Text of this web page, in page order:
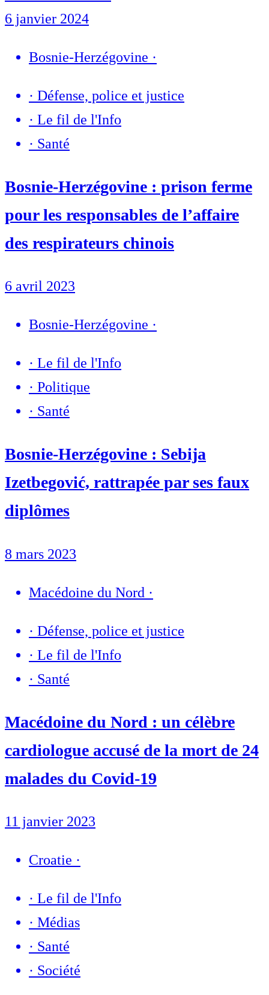
6 janvier 2024
Bosnie-Herzégovine ·
· Défense, police et justice
· Le fil de l'Info
· Santé
Bosnie-Herzégovine : prison ferme
pour les responsables de l’affaire
des respirateurs chinois
6 avril 2023
Bosnie-Herzégovine ·
· Le fil de l'Info
· Politique
· Santé
Bosnie-Herzégovine : Sebija
Izetbegović, rattrapée par ses faux
diplômes
8 mars 2023
Macédoine du Nord ·
· Défense, police et justice
· Le fil de l'Info
· Santé
Macédoine du Nord : un célèbre
cardiologue accusé de la mort de 24
malades du Covid-19
11 janvier 2023
Croatie ·
· Le fil de l'Info
· Médias
· Santé
· Société